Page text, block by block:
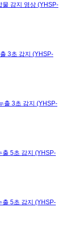
물 감지 영상 (YHSP-
3초 감지 (YHSP-
출 3초 감지 (YHSP-
출 5초 감지 (YHSP-
출 5초 감지 (YHSP-